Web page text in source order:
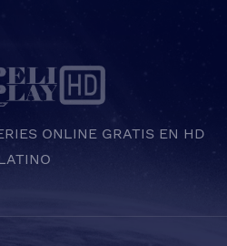
ONLINE GRATIS EN HD